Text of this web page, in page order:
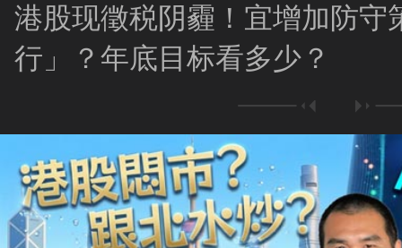
港股现徵税阴霾！宜增加防守
行」？年底目标看多少？